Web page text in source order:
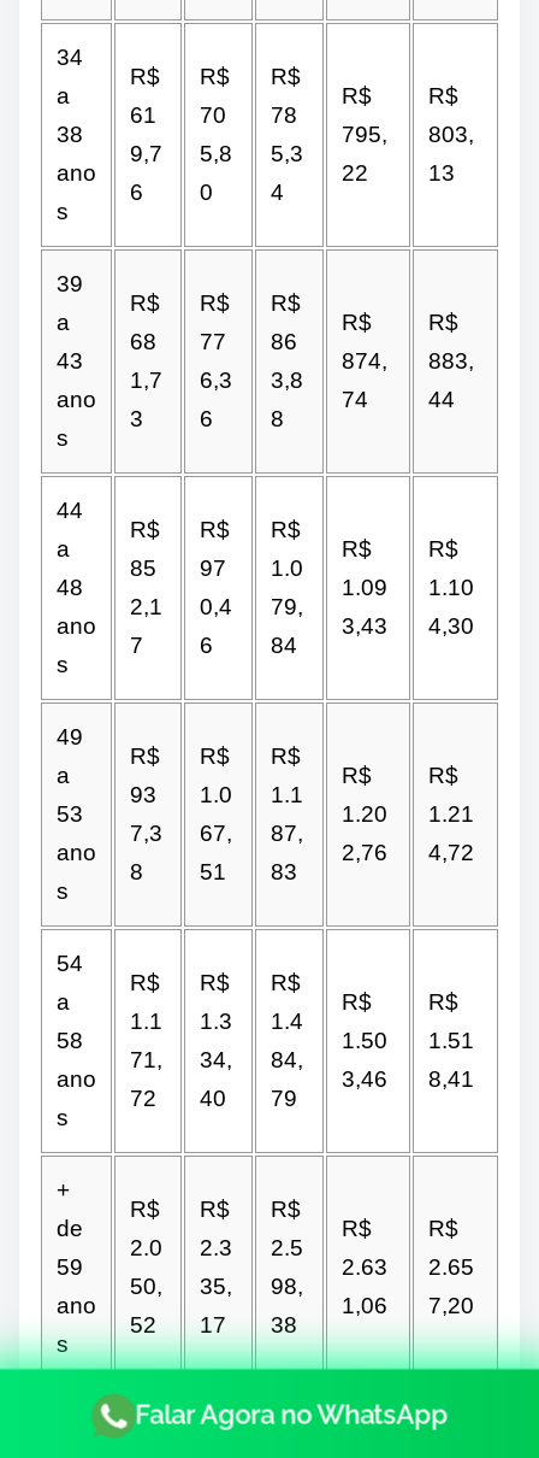
34
a
38
ano
s
R$
61
9,7
6
R$
70
5,8
0
R$
78
5,3
4
R$
795,
22
R$
803,
13
39
a
43
ano
s
R$
68
1,7
3
R$
77
6,3
6
R$
86
3,8
8
R$
874,
74
R$
883,
44
44
a
48
ano
s
R$
85
2,1
7
R$
97
0,4
6
R$
1.0
79,
84
R$
1.09
3,43
R$
1.10
4,30
49
a
53
ano
s
R$
93
7,3
8
R$
1.0
67,
51
R$
1.1
87,
83
R$
1.20
2,76
R$
1.21
4,72
54
a
58
ano
s
R$
1.1
71,
72
R$
1.3
34,
40
R$
1.4
84,
79
R$
1.50
3,46
R$
1.51
8,41
+
de
59
ano
s
R$
2.0
50,
52
R$
2.3
35,
17
R$
2.5
98,
38
R$
2.63
1,06
R$
2.65
7,20
Falar Agora no WhatsApp